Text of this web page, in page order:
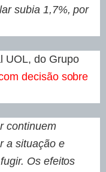
subia 1,7%, por
UOL, do Grupo
decisão sobre
continuem
a situação e
Os efeitos